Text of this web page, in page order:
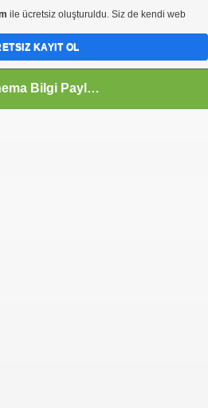
Css-Thema Bilgi Paylaşım Platformu..
ile ücretsiz oluşturuldu. Siz de kendi web
KAYIT OL